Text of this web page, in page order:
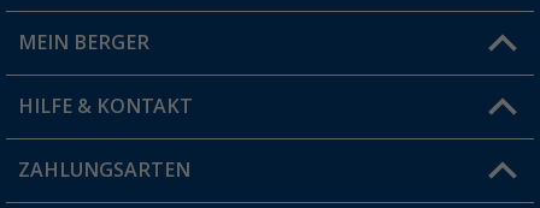
Filiale finden
MEIN BERGER
Vorteilskarte
Blog
HILFE & KONTAKT
FAQ & Kontakt
ZAHLUNGSARTEN